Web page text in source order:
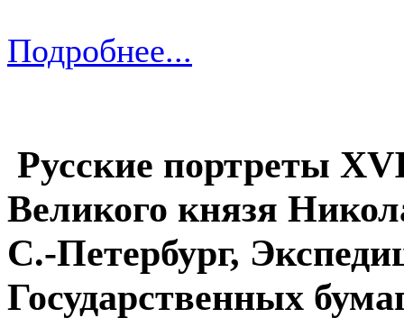
Подробнее...
Русские портреты
Великого князя
С.-Петербург,
Государственных